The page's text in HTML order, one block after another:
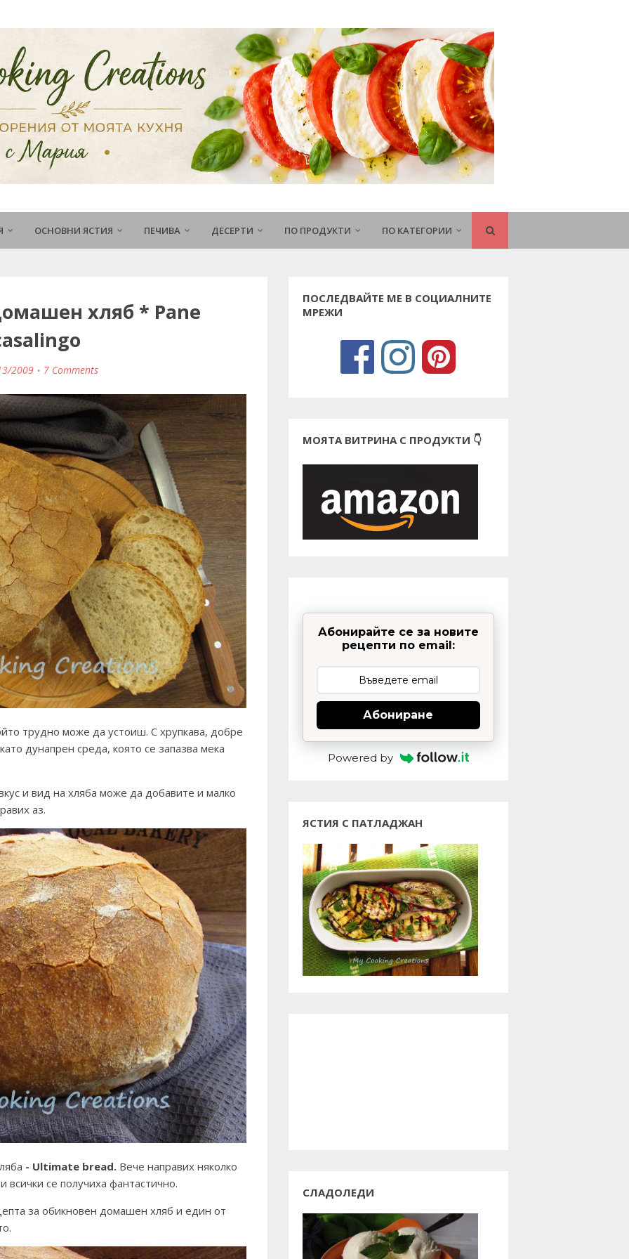
ОСНОВНИ ЯСТИЯ ПЕЧИВА ДЕСЕРТИ ПО ПРОДУКТИ ПО КАТЕГОРИИ
хляб * Pane
2009 7 Comments
трудно може да устоиш. С хрупкава, добре
дунапрен среда, която се запазва мека
и вид на хляба може да добавите и малко
аз.
- Ultimate bread. Вече направих няколко
се получиха фантастично.
за обикновен домашен хляб и един от
ПОСЛЕДВАЙТЕ МЕ В СОЦИАЛНИТЕ
МРЕЖИ
МОЯТА ВИТРИНА С ПРОДУКТИ 👇
Абонирайте се за новите
рецепти по email:
Абониране
Powered by
ЯСТИЯ С ПАТЛАДЖАН
СЛАДОЛЕДИ